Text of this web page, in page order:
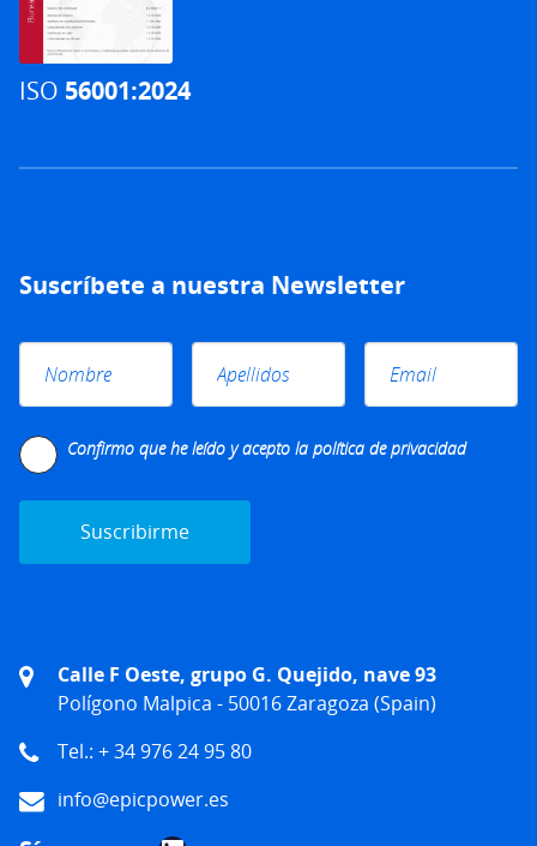
ISO 56001:2024
Suscríbete a nuestra Newsletter
Confirmo que he leído y acepto la política de privacidad
Calle F Oeste, grupo G. Quejido, nave 93
Polígono Malpica - 50016 Zaragoza (Spain)
Tel.: + 34 976 24 95 80
info@epicpower.es